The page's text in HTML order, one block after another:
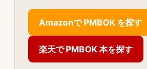
Amazonで PMBOK を探す
楽天で PMBOK 本を探す